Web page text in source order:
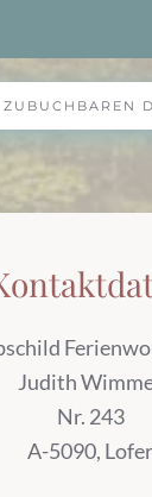
Judith
Nr. 243
A-5090, Lofer